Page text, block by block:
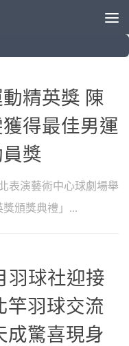
精英獎 陳
得最佳男運
獎
表演藝術中心球劇場舉
頒獎典禮」...
羽球社迎接
竿羽球交流
成驚喜現身